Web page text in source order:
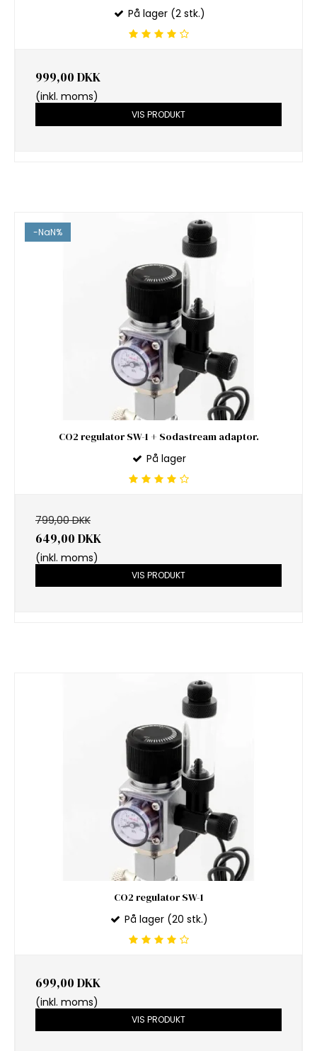
På lager (2 stk.)
999,00 DKK
(inkl. moms)
VIS PRODUKT
-NaN%
CO2 regulator SW-1 + Sodastream adaptor.
På lager
799,00 DKK
649,00 DKK
(inkl. moms)
VIS PRODUKT
CO2 regulator SW-1
På lager (20 stk.)
699,00 DKK
(inkl. moms)
VIS PRODUKT